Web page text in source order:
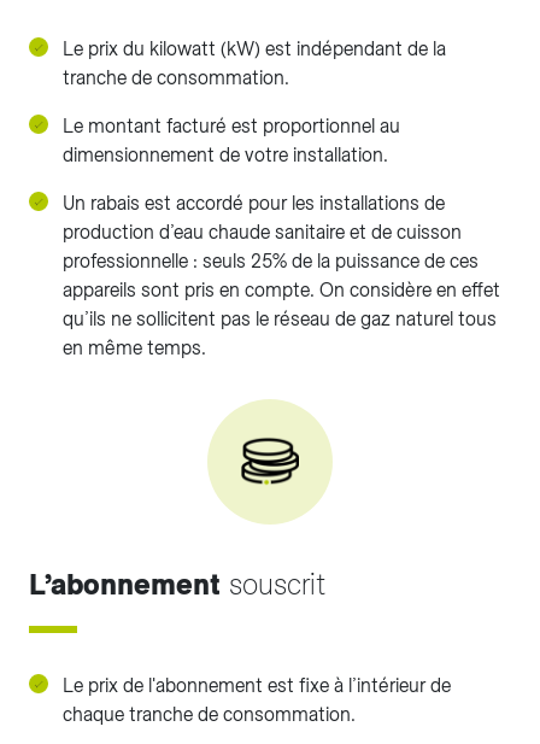
Le prix du kilowatt (kW) est indépendant de la
tranche de consommation.
Le montant facturé est proportionnel au
dimensionnement de votre installation.
Un rabais est accordé pour les installations de
production d’eau chaude sanitaire et de cuisson
professionnelle : seuls 25% de la puissance de ces
appareils sont pris en compte. On considère en effet
qu’ils ne sollicitent pas le réseau de gaz naturel tous
en même temps.
L’abonnement souscrit
Le prix de l'abonnement est fixe à l’intérieur de
chaque tranche de consommation.